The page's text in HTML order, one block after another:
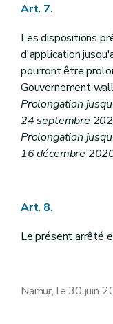
Art. 7.
Les dispositions
d'application
pourront être
Gouvernement
Prolongation
24 septembre
Prolongation
16 décembre
Art. 8.
Le présent arrêté
Namur, le 30 juin